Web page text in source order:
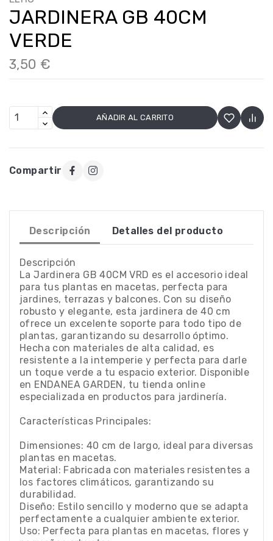
JARDINERA GB 40CM
VERDE
3,50 €
AÑADIR AL CARRITO
Compartir
Descripción Detalles del producto
Descripción
La Jardinera GB 40CM VRD es el accesorio ideal
para tus plantas en macetas, perfecta para
jardines, terrazas y balcones. Con su diseño
robusto y elegante, esta jardinera de 40 cm
ofrece un excelente soporte para todo tipo de
plantas, garantizando su desarrollo óptimo.
Hecha con materiales de alta calidad, es
resistente a la intemperie y perfecta para darle
un toque verde a tu espacio exterior. Disponible
en ENDANEA GARDEN, tu tienda online
especializada en productos para jardinería.
Características Principales:
Dimensiones: 40 cm de largo, ideal para diversas
plantas en macetas.
Material: Fabricada con materiales resistentes a
los factores climáticos, garantizando su
durabilidad.
Diseño: Estilo sencillo y moderno que se adapta
perfectamente a cualquier ambiente exterior.
Uso: Perfecta para plantas en macetas, flores y